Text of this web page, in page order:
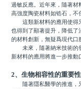
過敏反應。近年來，隨著材
高強度陶瓷材料如锆石，不
這類新材料的應用使得牙
也得到了顯著提升，降低了
的材料創新，無疑爲現代口
未來，隨著納米技術的發
新材料的應用將進一步推動
2、生物相容性的重要性
隨著隱私醫學的推進，牙